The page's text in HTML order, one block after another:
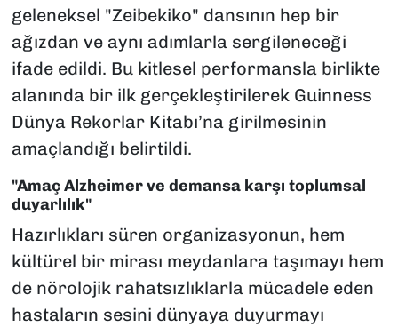
geleneksel "Zeibekiko" dansının hep bir
ağızdan ve aynı adımlarla sergileneceği
ifade edildi. Bu kitlesel performansla birlikte
alanında bir ilk gerçekleştirilerek Guinness
Dünya Rekorlar Kitabı’na girilmesinin
amaçlandığı belirtildi.
"Amaç Alzheimer ve demansa karşı toplumsal
duyarlılık"
Hazırlıkları süren organizasyonun, hem
kültürel bir mirası meydanlara taşımayı hem
de nörolojik rahatsızlıklarla mücadele eden
hastaların sesini dünyaya duyurmayı